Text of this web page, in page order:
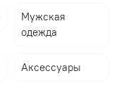
Мужская
одежда
Аксессуары